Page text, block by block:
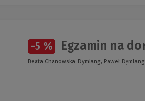
-5 % Egzamin na
Beata Chanowska-Dymlang, Paweł Dymlang